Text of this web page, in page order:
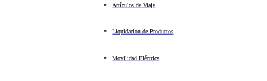
Artículos de Viaje
Liquidación de Productos
Movilidad Eléctrica